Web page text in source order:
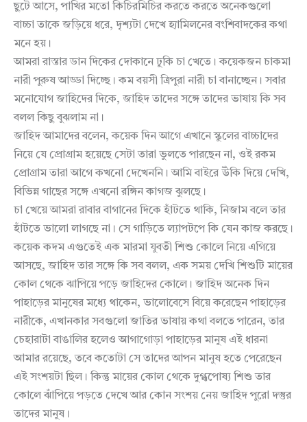
ছুটে আসে, পাখির মতো কিচিরমিচির করতে করতে অনেকগুলো
বাচ্চা তাকে জড়িয়ে ধরে, দৃশ্যটা দেখে হ্যামিলনের বংশিবাদকের কথা
মনে হয়।
আমরা রাস্তার ডান দিকের দোকানে ঢুকি চা খেতে। কয়েকজন চাকমা
নারী পুরুষ আড্ডা দিচ্ছে। কম বয়সী ত্রিপুরা নারী চা বানাচ্ছেন। সবার
মনোযোগ জাহিদের দিকে, জাহিদ তাদের সঙ্গে তাদের ভাষায় কি সব
বলল কিছু বুঝলাম না।
জাহিদ আমাদের বলেন, কয়েক দিন আগে এখানে স্কুলের বাচ্চাদের
নিয়ে যে প্রোগ্রাম হয়েছে সেটা তারা ভুলতে পারছেন না, ওই রকম
প্রোগ্রাম তারা আগে কখনো দেখেননি। আমি বাইরে উঁকি দিয়ে দেখি,
বিভিন্ন গাছের সঙ্গে এখনো রঙ্গিন কাগজ ঝুলছে।
চা খেয়ে আমরা রাবার বাগানের দিকে হাঁটতে থাকি, নিজাম বলে তার
হাঁটতে ভালো লাগছে না। সে গাড়িতে ল্যাপটপে কি যেন কাজ করছে।
কয়েক কদম এগুতেই এক মারমা যুবতী শিশু কোলে নিয়ে এগিয়ে
আসছে, জাহিদ তার সঙ্গে কি সব বলল, এক সময় দেখি শিশুটি মায়ের
কোল থেকে ঝাপিয়ে পড়ে জাহিদের কোলে। জাহিদ অনেক দিন
পাহাড়ের মানুষের মধ্যে থাকেন, ভালোবেসে বিয়ে করেছেন পাহাড়ের
নারীকে, এখানকার সবগুলো জাতির ভাষায় কথা বলতে পারেন, তার
চেহারাটা বাঙালির হলেও আগাগোড়া পাহাড়ের মানুষ এই ধারনা
আমার রয়েছে, তবে কতোটা সে তাদের আপন মানুষ হতে পেরেছেন
এই সংশয়টা ছিল। কিন্তু মায়ের কোল থেকে দুগ্ধপোষ্য শিশু তার
কোলে ঝাঁপিয়ে পড়তে দেখে আর কোন সংশয় নেয় জাহিদ পুরো দস্তুর
তাদের মানুষ।